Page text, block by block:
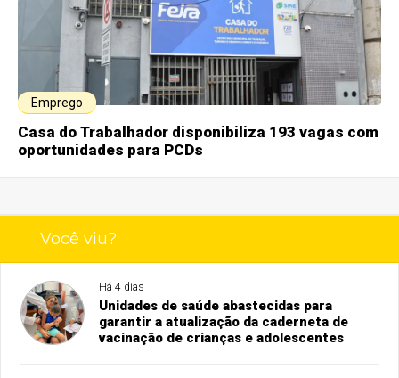
Emprego
Casa do Trabalhador disponibiliza 193 vagas com
oportunidades para PCDs
Você viu?
Há 4 dias
Unidades de saúde abastecidas para
garantir a atualização da caderneta de
vacinação de crianças e adolescentes